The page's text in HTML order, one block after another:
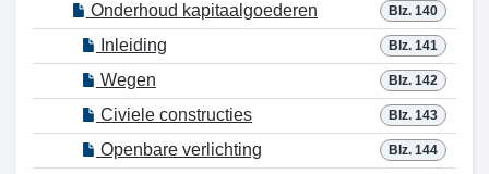
Blz. 140
Onderhoud kapitaalgoederen
Blz. 141
Inleiding
Blz. 142
Wegen
Blz. 143
Civiele constructies
Blz. 144
Openbare verlichting